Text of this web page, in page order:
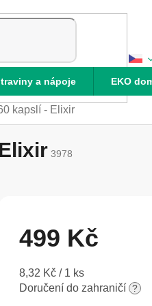
a nápoje EKO
kapslí - Elixir
3978
499 Kč
Měrná
cena:
8,32 Kč / 1 ks
Doručení do zahraničí ?